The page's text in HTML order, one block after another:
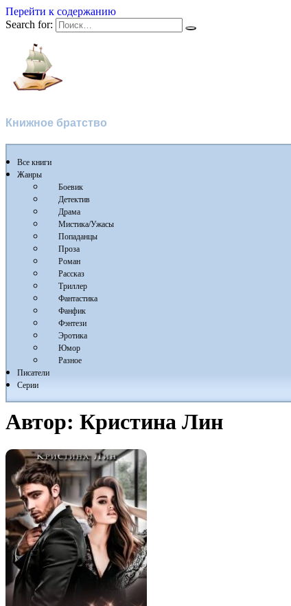
Перейти к содержанию
Search for:
Книжное братство
Все книги
Жанры
Боевик
Детектив
Драма
Мистика/Ужасы
Попаданцы
Проза
Роман
Рассказ
Триллер
Фантастика
Фанфик
Фэнтези
Эротика
Юмор
Разное
Писатели
Серии
Автор: Кристина Лин